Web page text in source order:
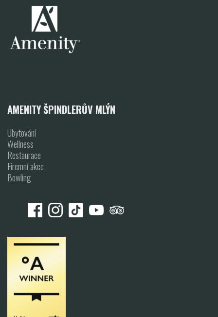
AMENITY ŠPINDLERŮV MLÝN
Ubytování
Wellness
Restaurace
Firemní akce
Bowling